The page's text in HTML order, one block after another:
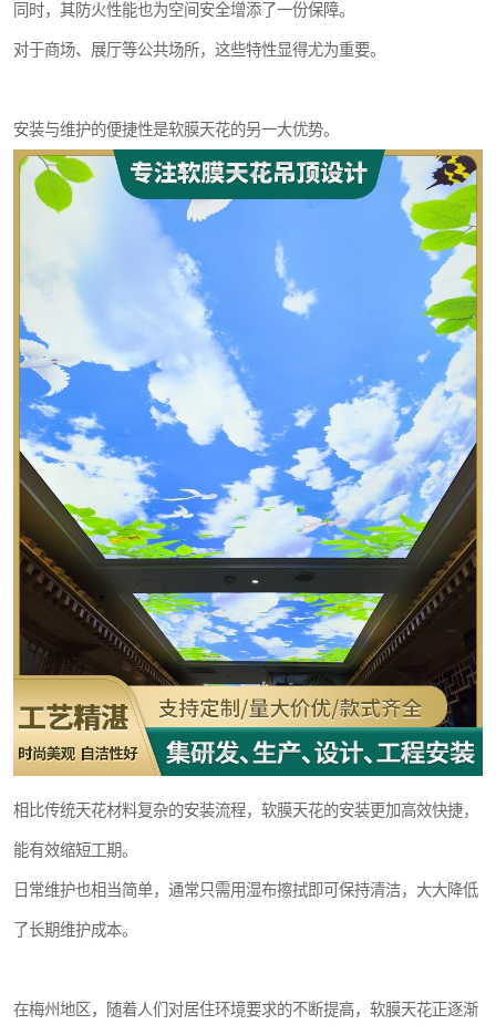
同时，其防火性能也为空间安全增添了一份保障。
对于商场、展厅等公共场所，这些特性显得尤为重要。
安装与维护的便捷性是软膜天花的另一大优势。
相比传统天花材料复杂的安装流程，软膜天花的安装更加高效快捷，
能有效缩短工期。
日常维护也相当简单，通常只需用湿布擦拭即可保持清洁，大大降低
了长期维护成本。
在梅州地区，随着人们对居住环境要求的不断提高，软膜天花正逐渐